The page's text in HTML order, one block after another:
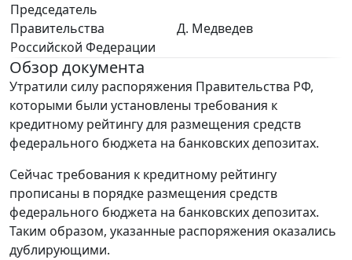
Председатель
Правительства
Российской Федерации
Д. Медведев
Обзор документа
Утратили силу распоряжения Правительства РФ,
которыми были установлены требования к
кредитному рейтингу для размещения средств
федерального бюджета на банковских депозитах.
Сейчас требования к кредитному рейтингу
прописаны в порядке размещения средств
федерального бюджета на банковских депозитах.
Таким образом, указанные распоряжения оказались
дублирующими.